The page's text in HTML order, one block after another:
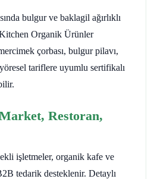
bulgur ve baklagil ağırlıklı
Organik Ürünler
çorbası, bulgur pilavı,
tariflere uyumlu sertifikalı
Restoran,
işletmeler, organik kafe ve
tedarik desteklenir. Detaylı